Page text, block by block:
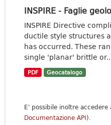
INSPIRE - Faglie
INSPIRE Directive
ductile style structures
has occurred. These
single 'planar' brittle
PDF Geocatalogo
E' possibile inoltre
Documentazione API).